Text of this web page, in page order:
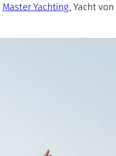
Master Yachting, Yacht von